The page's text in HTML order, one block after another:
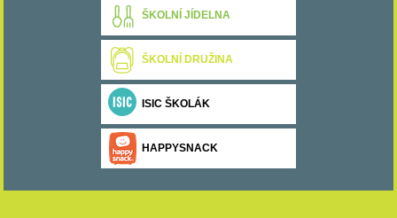
ŠKOLNÍ JÍDELNA
ŠKOLNÍ DRUŽINA
ISIC ŠKOLÁK
HAPPYSNACK